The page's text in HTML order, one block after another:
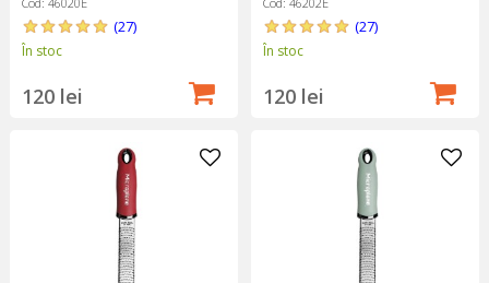
(27)
În stoc
120 lei
(27)
În stoc
120 lei